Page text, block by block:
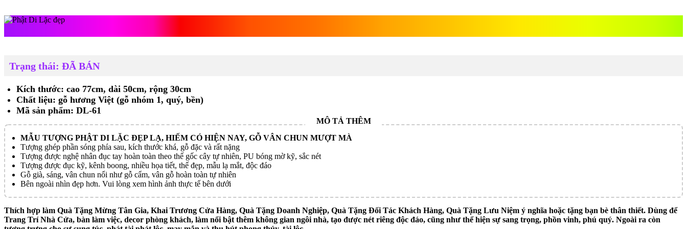
Trạng thái: ĐÃ BÁN
Kích thước: cao 77cm, dài 50cm, rộng 30cm
Chất liệu: gỗ hương Việt (gỗ nhóm 1, quý, bền)
Mã sản phẩm: DL-61
MẪU TƯỢNG PHẬT DI LẶC ĐẸP LẠ, HIẾM CÓ HIỆN NAY, GỖ VÂN CHUN MƯỢT MÀ
Tượng ghép phần sóng phía sau, kích thước khá, gỗ đặc và rất nặng
Tượng được nghệ nhân đục tay hoàn toàn theo thế gốc cây tự nhiên, PU bóng mờ kỹ, sắc nét
Tượng được đục kỹ, kênh boong, nhiều họa tiết, thế đẹp, mẫu lạ mắt, độc đáo
Gỗ già, sáng, vân chun nổi như gỗ cẩm, vân gỗ hoàn toàn tự nhiên
Bên ngoài nhìn đẹp hơn. Vui lòng xem hình ảnh thực tế bên dưới
Thích hợp làm Quà Tặng Mừng Tân Gia, Khai Trương Cửa Hàng, Quà Tặng Doanh Nghiệp, Quà Tặng Đối Tác Khách Hàng, Quà Tặng Lưu Niệm ý nghĩa hoặc tặng bạn bè thân thiết. Dùng để
Trang Trí Nhà Cửa, bàn làm việc, decor phòng khách, làm nổi bật thêm không gian ngôi nhà, tạo được nét riêng độc đáo, cũng như thể hiện sự sang trọng, phồn vinh, phú quý. Ngoài ra còn